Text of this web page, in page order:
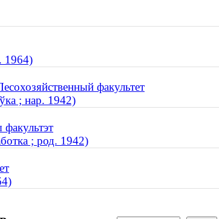
1964)
факультет
; нар. 1942)
факультэт
; род. 1942)